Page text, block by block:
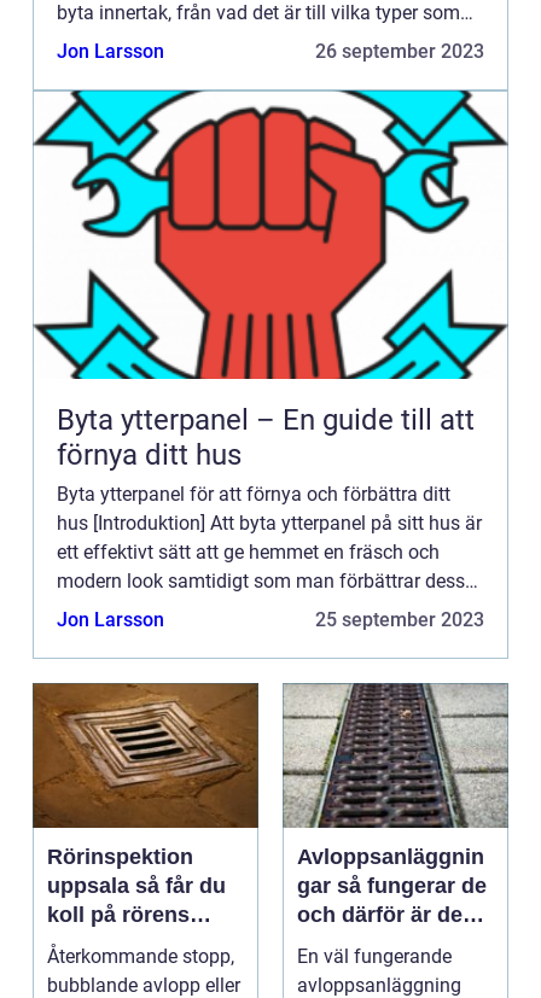
byta innertak, från vad det är till vilka typer som
finns och hur de skiljer sig åt. Vi kommer också
Jon Larsson 26 september 2023
Byta ytterpanel – En guide till att
förnya ditt hus
Byta ytterpanel för att förnya och förbättra ditt
hus [Introduktion] Att byta ytterpanel på sitt hus är
ett effektivt sätt att ge hemmet en fräsch och
modern look samtidigt som man förbättrar dess
isolering och skyddar mot väder och vind. I denna
Jon Larsson 25 september 2023
Rörinspektion
uppsala så får du
koll på rörens
verkliga skick
Återkommande stopp,
bubblande avlopp eller
Avloppsanläggnin
gar så fungerar de
och därför är de
viktigare än många
tror
En väl fungerande
avloppsanläggning